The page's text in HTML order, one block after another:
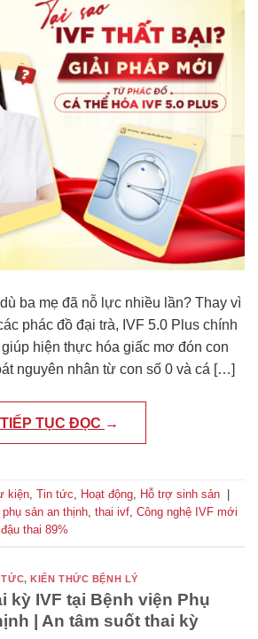
ba mẹ đã nỗ lực nhiều lần? Thay vì
phác đồ đại trà, IVF 5.0 Plus chính
hiện thực hóa giấc mơ đón con
nguyên nhân từ con số 0 và cá […]
TIẾP TỤC ĐỌC →
kiện, Tin tức, Hoạt động, Hỗ trợ sinh sản
phụ sản an thịnh, thai ivf, Công nghệ IVF mới
thai 89%
,KIẾN THỨC BỆNH LÝ
kỳ IVF tại Bệnh viện Phụ
| An tâm suốt thai kỳ